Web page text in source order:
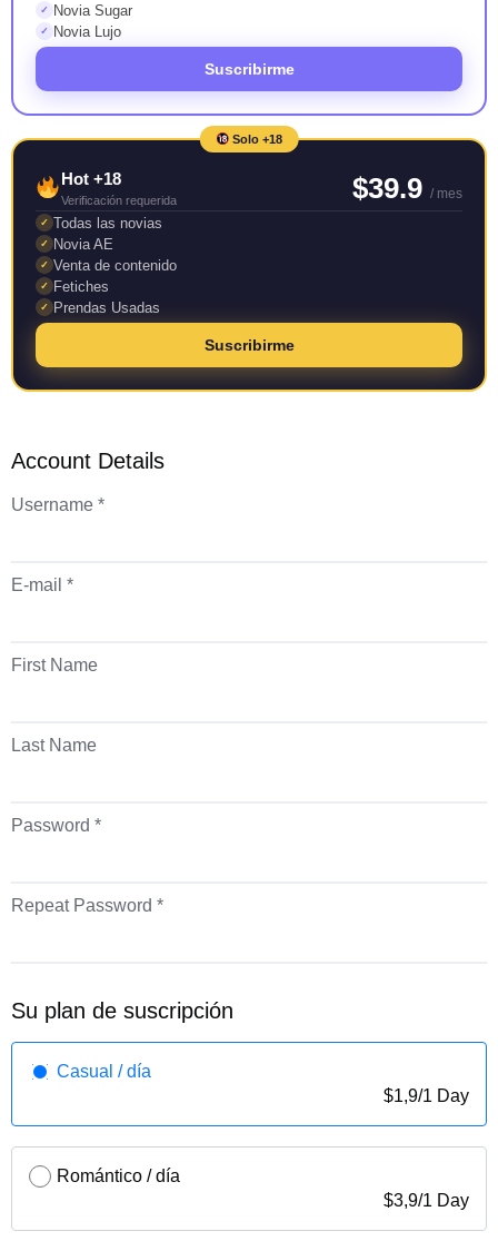
✓ Novia Sugar
✓ Novia Lujo
Suscribirme
Solo +18
Hot +18
Verificación requerida $39.9 / mes
✓ Todas las novias
✓ Novia AE
✓ Venta de contenido
✓ Fetiches
✓ Prendas Usadas
Suscribirme
Account Details
Username *
E-mail *
First Name
Last Name
Password *
Repeat Password *
Su plan de suscripción
Casual / día
$1,9/1 Day
Romántico / día
$3,9/1 Day